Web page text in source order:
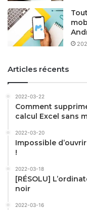
Articles récents
2022-03-22
Comment
calcul Excel sans
2022-03-20
Impossible
!
2022-03-18
[RÉSOLU]
noir
2022-03-16